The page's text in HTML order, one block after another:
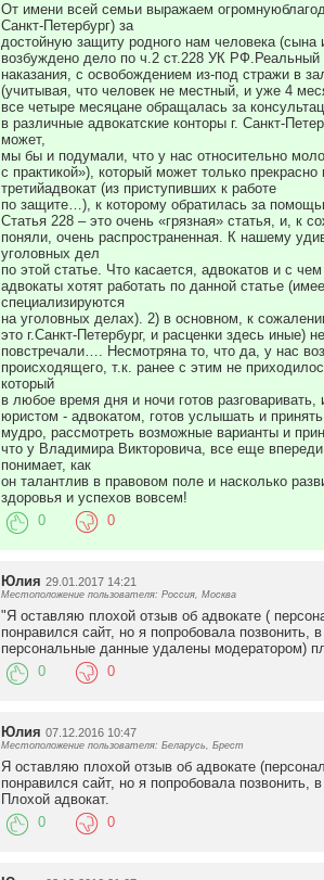
От имени всей семьи выражаем
Санкт-Петербург) за
достойную защиту родного нам человека (сына
возбуждено дело по ч.2 ст.228 УК РФ.Реальный
наказания, с освобождением из-под стражи в
(учитывая, что человек не местный, и уже 4
все четыре месяцане обращалась за
в различные адвокатские конторы г. Санкт-
может,
мы бы и подумали, что у нас относительно
с практикой»), который может только
третийадвокат (из приступивших к работе
по защите…), к которому обратилась за
Статья 228 – это очень «грязная» статья, и, к
поняли, очень распространенная. К нашему
уголовных дел
по этой статье. Что касается, адвокатов и с
адвокаты хотят работать по данной статье
специализируются
на уголовных делах). 2) в основном, к
это г.Санкт-Петербург, и расценки здесь иные)
повстречали…. Несмотряна то, что да, у нас
происходящего, т.к. ранее с этим не
который
в любое время дня и ночи готов
юристом - адвокатом, готов услышать и
мудро, рассмотреть возможные варианты и
что у Владимира Викторовича, все еще
понимает, как
он талантлив в правовом поле и насколько
здоровья и успехов вовсем!
0 0
Юлия 29.01.2017 14:21
Местоположение пользователя: Россия, Москва
"Я оставляю плохой отзыв об адвокате (
понравился сайт, но я попробовала позвонить,
персональные данные удалены модератором)
0 0
Юлия 07.12.2016 10:47
Местоположение пользователя: Беларусь, Брест
Я оставляю плохой отзыв об адвокате
понравился сайт, но я попробовала позвонить,
Плохой адвокат.
0 0